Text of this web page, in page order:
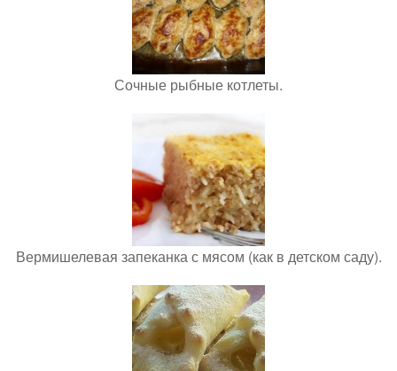
Сочные рыбные котлеты.
Вермишелевая запеканка с мясом (как в детском саду).